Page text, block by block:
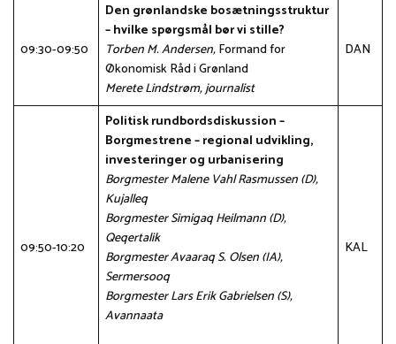
09:30-09:50
Den grønlandske bosætningsstruktur
– hvilke spørgsmål bør vi stille?
Torben M. Andersen,Formand for
Økonomisk Råd i Grønland
Merete Lindstrøm, journalist
DAN
09:50-10:20
Politisk rundbordsdiskussion –
Borgmestrene – regional udvikling,
investeringer og urbanisering
Borgmester Malene Vahl Rasmussen (D),
Kujalleq
Borgmester Simigaq Heilmann (D),
Qeqertalik
Borgmester Avaaraq S. Olsen (IA),
Sermersooq
Borgmester Lars Erik Gabrielsen (S),
Avannaata
KAL